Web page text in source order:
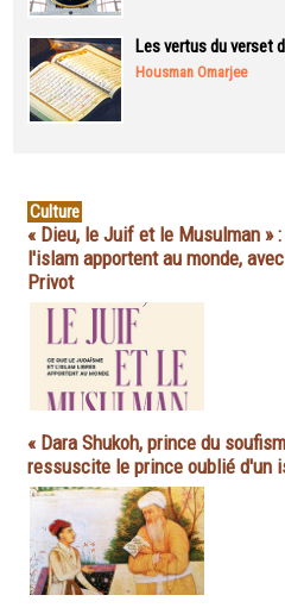
Les vertus du verset
Housman Omarjee
Culture
« Dieu, le Juif et le Musulman »
l'islam apportent au monde,
Privot
« Dara Shukoh, prince du
ressuscite le prince oublié d'un